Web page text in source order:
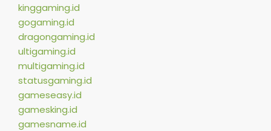
kinggaming.id
gogaming.id
dragongaming.id
ultigaming.id
multigaming.id
statusgaming.id
gameseasy.id
gamesking.id
gamesname.id